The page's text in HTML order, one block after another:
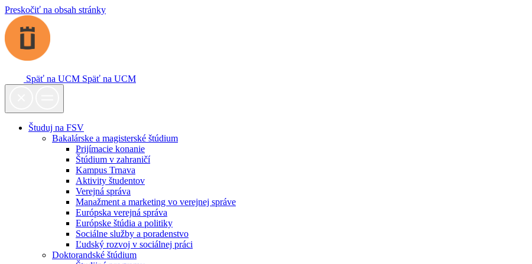
Preskočiť na obsah stránky
Späť na UCM Späť na UCM
Študuj na FSV
Bakalárske a magisterské štúdium
Prijímacie konanie
Štúdium v zahraničí
Kampus Trnava
Aktivity študentov
Verejná správa
Manažment a marketing vo verejnej správe
Európska verejná správa
Európske štúdia a politiky
Sociálne služby a poradenstvo
Ľudský rozvoj v sociálnej práci
Doktorandské štúdium